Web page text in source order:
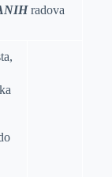
radova